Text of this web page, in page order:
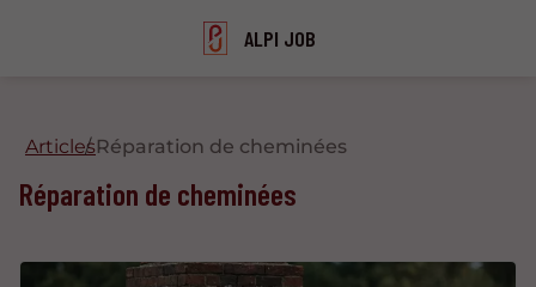
ALPI JOB
ArticlesRéparation de cheminées
Réparation de cheminées